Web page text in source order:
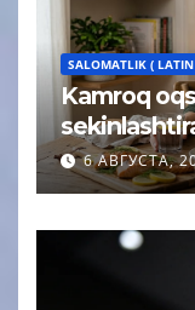
SALOMATLIK (
Kamroq
kutilmagan
6 АВГУСТА,